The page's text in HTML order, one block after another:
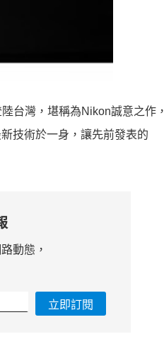
台灣，堪稱為Nikon誠意之作，
技術於一身，讓先前發表的
動態，
立即訂閱